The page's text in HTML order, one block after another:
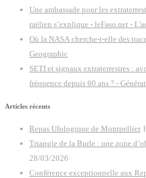
Une ambassade pour les
raëlien s’explique - leFaso.net -
Où la NASA cherche-t-elle des
Geographic
SETI et signaux extraterrestres :
fréquence depuis 60 ans ? -
Articles récents
Repas Ufologique de Montpellier
Triangle de la Burle : une zone
28/03/2026
Conférence exceptionnelle aux